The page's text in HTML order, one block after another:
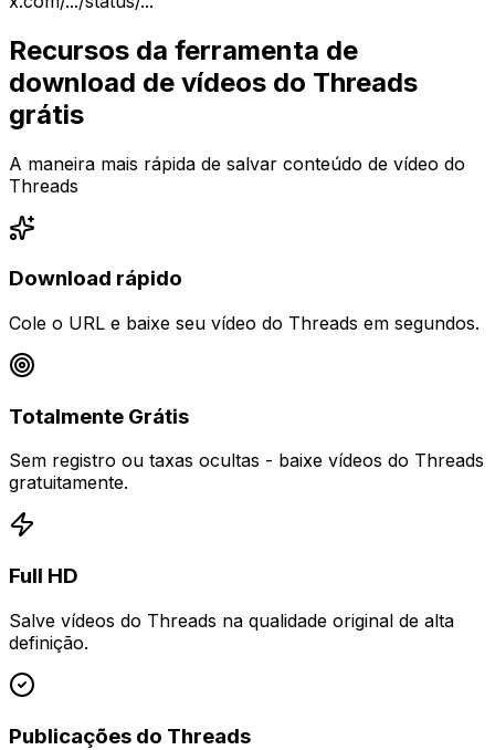
Recursos da ferramenta de
download de vídeos do Threads
grátis
A maneira mais rápida de salvar conteúdo de vídeo do
Threads
Download rápido
Cole o URL e baixe seu vídeo do Threads em segundos.
Totalmente Grátis
Sem registro ou taxas ocultas - baixe vídeos do Threads
gratuitamente.
Full HD
Salve vídeos do Threads na qualidade original de alta
definição.
Publicações do Threads